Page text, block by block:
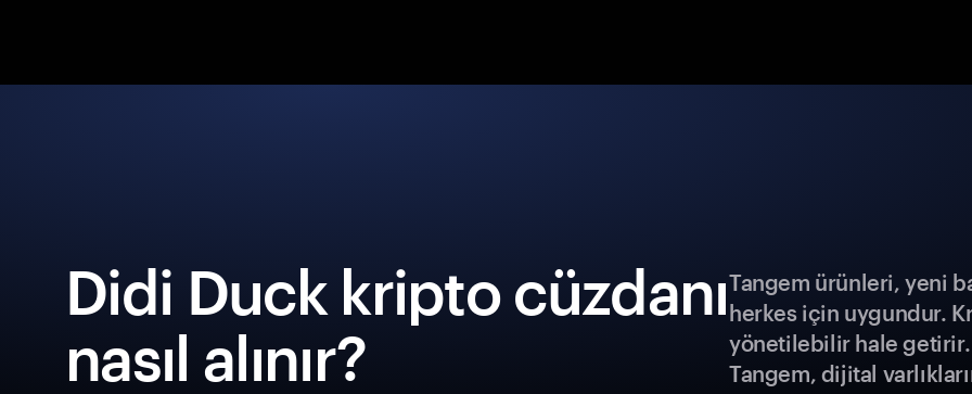
Didi Duck kripto cüzdanı
nasıl alınır?
Tangem ürünleri, yeni
herkes için uygundur.
yönetilebilir hale
Tangem, dijital